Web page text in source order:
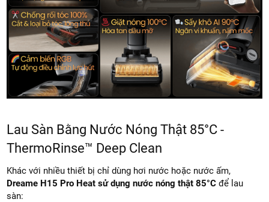
Lau Sàn Bằng Nước Nóng Thật 85°C -
ThermoRinse™ Deep Clean
Khác với nhiều thiết bị chỉ dùng hơi nước hoặc nước ấm,
Dreame H15 Pro Heat sử dụng nước nóng thật 85°C để lau
sàn: